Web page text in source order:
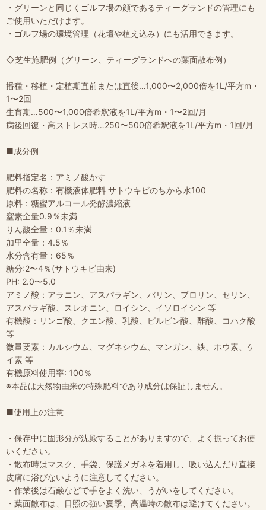
・グリーンと同じくゴルフ場の顔であるティーグランドの管理にも
ご使用いただけます。
・ゴルフ場の環境管理（花壇や植え込み）にも活用できます。
◇芝生施肥例（グリーン、ティーグランドへの葉面散布例）
播種・移植・定植期直前または直後…1,000〜2,000倍を1L/平方m・
1〜2回
生育期…500〜1,000倍希釈液を1L/平方m・1〜2回/月
病後回復・高ストレス時…250〜500倍希釈液を1L/平方m・1回/月
■成分例
肥料指定名：アミノ酸かす
肥料の名称：有機液体肥料 サトウキビのちから水100
原料：糖蜜アルコール発酵濃縮液
窒素全量0.9％未満
りん酸全量：0.1％未満
加里全量：4.5％
水分含有量：65％
糖分:2〜4％(サトウキビ由来)
PH: 2.0〜5.0
アミノ酸：アラニン、アスパラギン、バリン、プロリン、セリン、
アスパラギ酸、スレオニン、ロイシン、イソロイシン 等
有機酸：リンゴ酸、クエン酸、乳酸、ピルビン酸、酢酸、コハク酸
等
微量要素：カルシウム、マグネシウム、マンガン、鉄、ホウ素、ケ
イ素 等
有機原料使用率: 100％
※本品は天然物由来の特殊肥料であり成分は保証しません。
■使用上の注意
・保存中に固形分が沈殿することがありますので、よく振ってお使
いください。
・散布時はマスク、手袋、保護メガネを着用し、吸い込んだり直接
皮膚に浴びないように注意してください。
・作業後は石鹸などで手をよく洗い、うがいをしてください。
・葉面散布は、日照の強い夏季、高温時の散布は避けてください。